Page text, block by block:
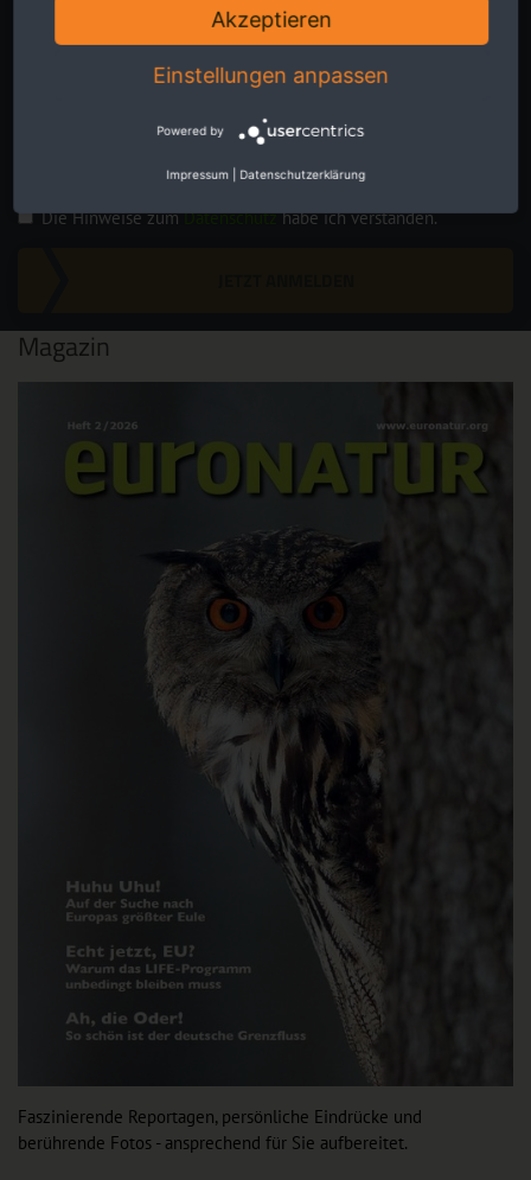
Aktuelles aus erster Hand zu grenz-überschreitendem
Naturschutz in Europa. Zwei Mal im Monat, kostenlos für Sie. Hier
Die Hinweise zumDatenschutzhabe ich verstanden.
Magazin
Faszinierende Reportagen, persönliche Eindrücke und
berührende Fotos - ansprechend für Sie aufbereitet.
Akzeptieren
Einstellungen anpassen
Powered by
Impressum Datenschutzerklärung